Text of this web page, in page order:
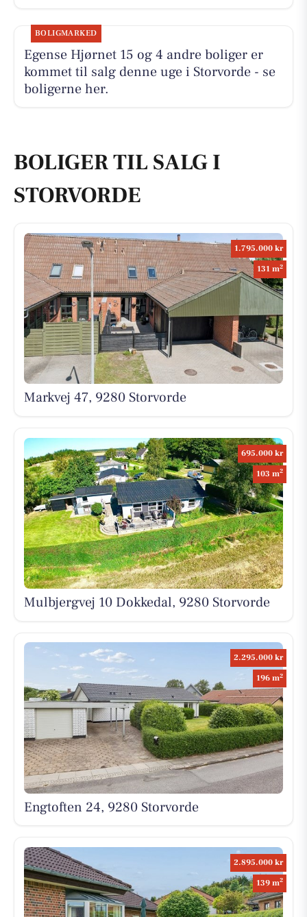
BOLIGMARKED
Egense Hjørnet 15 og 4 andre boliger er
kommet til salg denne uge i Storvorde - se
boligerne her.
BOLIGER TIL SALG I
STORVORDE
1.795.000 kr
131 m2
Markvej 47, 9280 Storvorde
695.000 kr
103 m2
Mulbjergvej 10 Dokkedal, 9280 Storvorde
2.295.000 kr
196 m2
Engtoften 24, 9280 Storvorde
2.895.000 kr
139 m2